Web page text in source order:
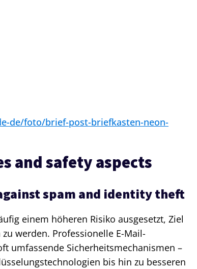
de/foto/brief-post-briefkasten-neon-
and safety aspects
spam and identity theft
einem höheren Risiko ausgesetzt, Ziel
werden. Professionelle E-Mail-
umfassende Sicherheitsmechanismen –
bis hin zu besseren